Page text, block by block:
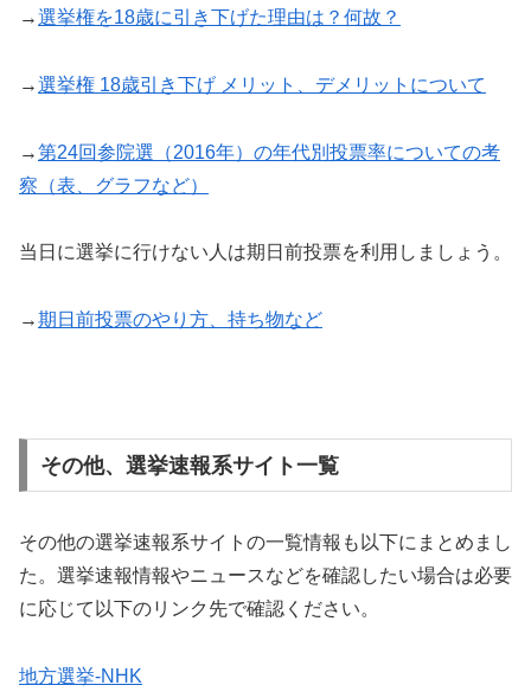
→選挙権を18歳に引き下げた理由は？何故？
→選挙権 18歳引き下げ メリット、デメリットについて
→第24回参院選（2016年）の年代別投票率についての考
察（表、グラフなど）
当日に選挙に行けない人は期日前投票を利用しましょう。
→期日前投票のやり方、持ち物など
その他、選挙速報系サイト一覧
その他の選挙速報系サイトの一覧情報も以下にまとめまし
た。選挙速報情報やニュースなどを確認したい場合は必要
に応じて以下のリンク先で確認ください。
地方選挙-NHK